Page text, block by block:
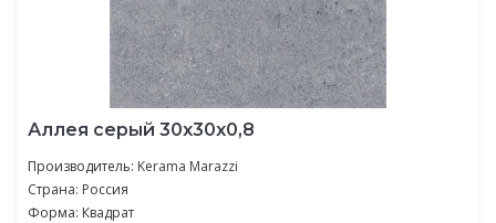
Аллея серый 30x30x0,8
Производитель: Kerama Marazzi
Страна: Россия
Форма: Квадрат